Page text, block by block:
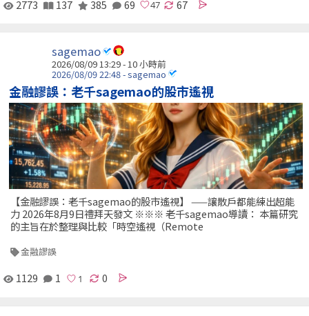
2773 137 385 69 67
sagemao
2026/08/09 13:29 -10 小時前
2026/08/09 22:48 - sagemao
金融謬誤：老千sagemao的股市遙視
【金融謬誤：老千sagemao的股市遙視】 ——讓散戶都能練出超能
力 2026年8月9日禮拜天發文 ※※※ 老千sagemao導讀： 本篇研究
的主旨在於整理與比較「時空遙視（Remote
金融謬誤
1129 1 0